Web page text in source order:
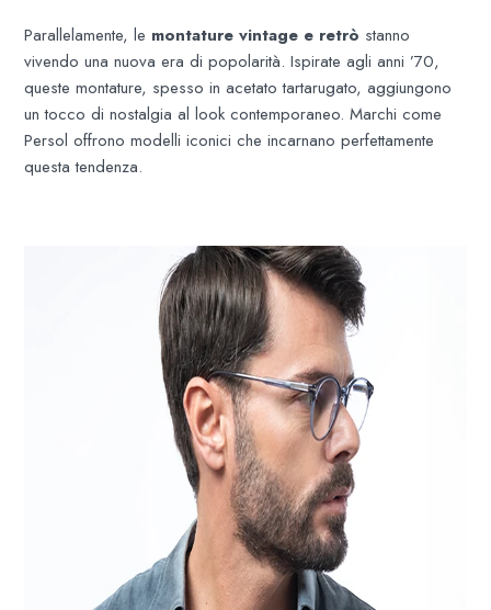
Parallelamente, le montature vintage e retrò stanno
vivendo una nuova era di popolarità. Ispirate agli anni ’70,
queste montature, spesso in acetato tartarugato, aggiungono
un tocco di nostalgia al look contemporaneo. Marchi come
Persol offrono modelli iconici che incarnano perfettamente
questa tendenza.